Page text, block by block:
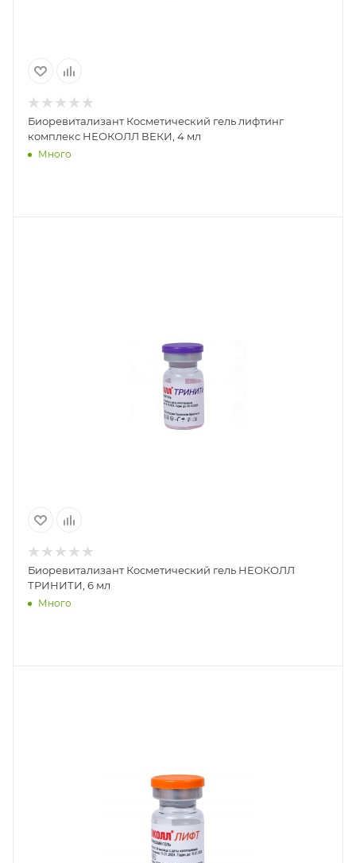
Биоревитализант Косметический гель лифтинг
комплекс НЕОКОЛЛ ВЕКИ, 4 мл
Много
Биоревитализант Косметический гель НЕОКОЛЛ
ТРИНИТИ, 6 мл
Много